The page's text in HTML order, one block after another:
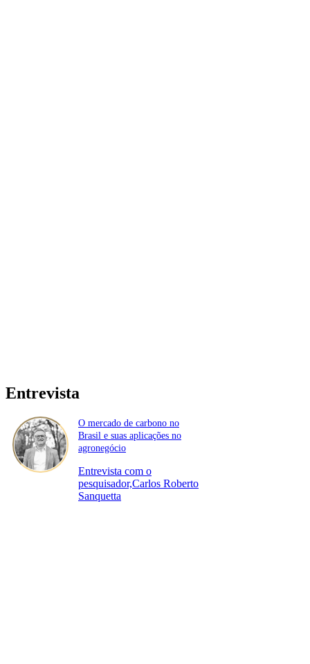
Entrevista
O mercado de carbono no
Brasil e suas aplicações no
agronegócio
Entrevista com o
pesquisador,Carlos Roberto
Sanquetta